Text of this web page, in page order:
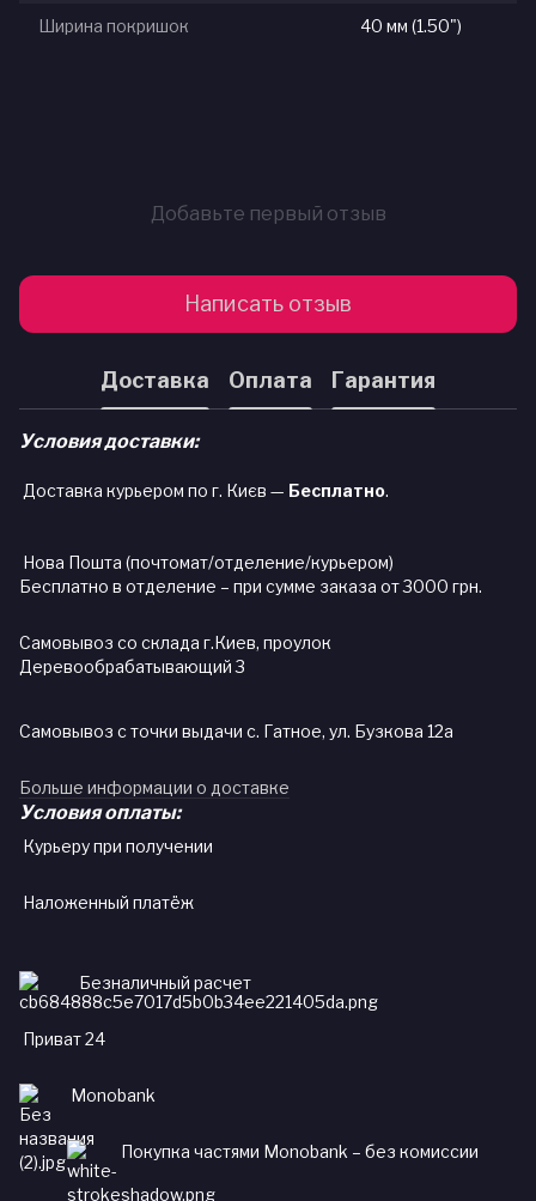
Ширина покришок 40 мм (1.50")
Добавьте первый отзыв
Написать отзыв
Доставка Оплата Гарантия
Условия доставки:
Доставка курьером по г. Києв — Бесплатно.
Нова Пошта (почтомат/отделение/курьером)
Бесплатно в отделение – при сумме заказа от 3000 грн.
Самовывоз со склада г.Киев, проулок
Деревообрабатывающий 3
Самовывоз с точки выдачи с. Гатное, ул. Бузкова 12а
Больше информации о доставке
Условия оплаты:
Курьеру при получении
Наложенный платёж
Безналичный расчет
Приват 24
Monobank
Покупка частями Monobank – без комиссии